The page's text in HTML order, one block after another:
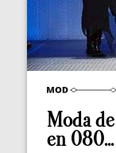
Moda
en 080...